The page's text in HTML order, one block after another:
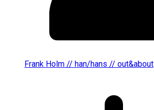
Frank Holm // han/hans // out&about